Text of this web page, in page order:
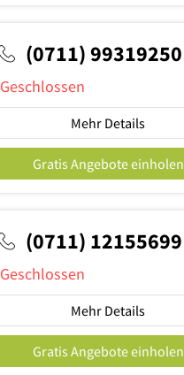
(0711) 99319250
Geschlossen
Mehr Details
Gratis Angebote einholen
(0711) 12155699
Geschlossen
Mehr Details
Gratis Angebote einholen